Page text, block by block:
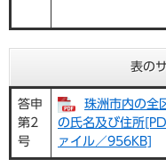
表の
答申
第2
号
珠洲市内の全
の氏名及び住所
ァイル／956KB]